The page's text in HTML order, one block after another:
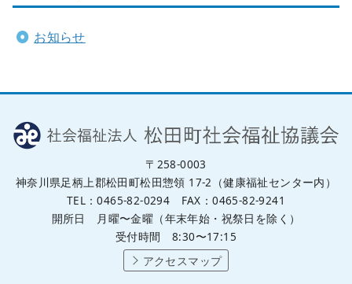
お知らせ
〒258-0003
神奈川県足柄上郡松田町松田惣領 17-2（健康福祉センター内）
TEL：0465-82-0294 FAX：0465-82-9241
開所日 月曜〜金曜（年末年始・祝祭日を除く）
受付時間 8:30〜17:15
アクセスマップ